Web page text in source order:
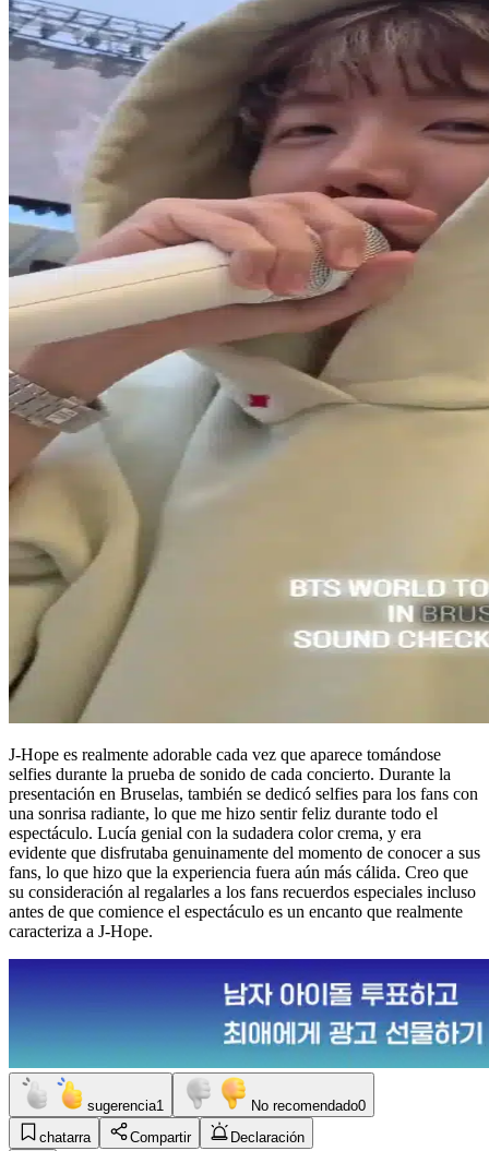
J-Hope es realmente adorable cada vez que aparece tomándose
selfies durante la prueba de sonido de cada concierto. Durante la
presentación en Bruselas, también se dedicó selfies para los fans con
una sonrisa radiante, lo que me hizo sentir feliz durante todo el
espectáculo. Lucía genial con la sudadera color crema, y ​​era
evidente que disfrutaba genuinamente del momento de conocer a sus
fans, lo que hizo que la experiencia fuera aún más cálida. Creo que
su consideración al regalarles a los fans recuerdos especiales incluso
antes de que comience el espectáculo es un encanto que realmente
caracteriza a J-Hope.
sugerencia1 No recomendado0
chatarra
Compartir Declaración